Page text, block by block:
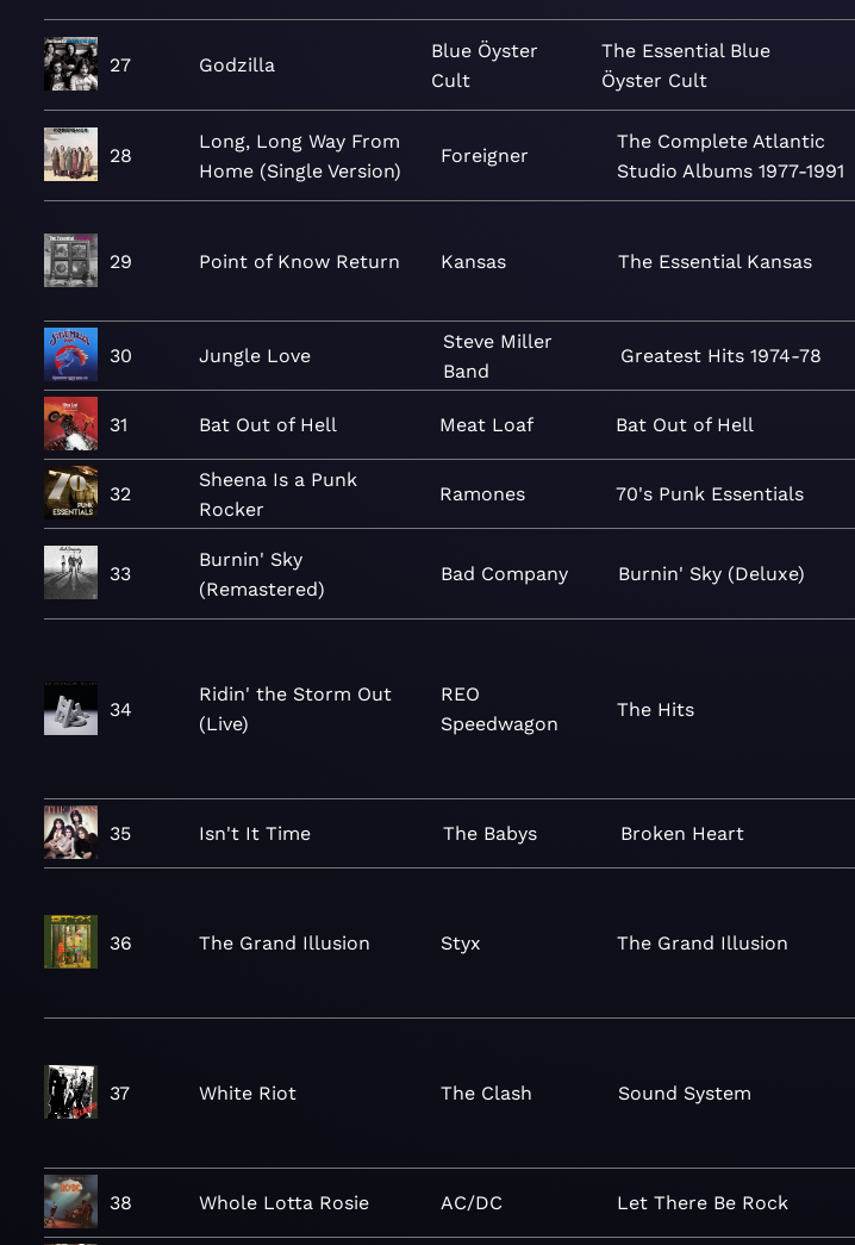
27 Godzilla
Blue Öyster
Cult
The Essential Blue
Öyster Cult
28
Long, Long Way From
Home (Single Version)
Foreigner
The Complete Atlantic
Studio Albums 1977-1991
29 Point of Know Return Kansas The Essential Kansas
30 Jungle Love
Steve Miller
Band
Greatest Hits 1974-78
31 Bat Out of Hell Meat Loaf Bat Out of Hell
32
Sheena Is a Punk
Rocker
Ramones 70's Punk Essentials
33
Burnin' Sky
(Remastered)
Bad Company Burnin' Sky (Deluxe)
34
Ridin' the Storm Out
(Live)
REO
Speedwagon
The Hits
35 Isn't It Time The Babys Broken Heart
36 The Grand Illusion Styx The Grand Illusion
37 White Riot The Clash Sound System
38 Whole Lotta Rosie AC/DC Let There Be Rock